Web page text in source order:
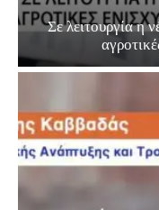
Σε λειτουργία η